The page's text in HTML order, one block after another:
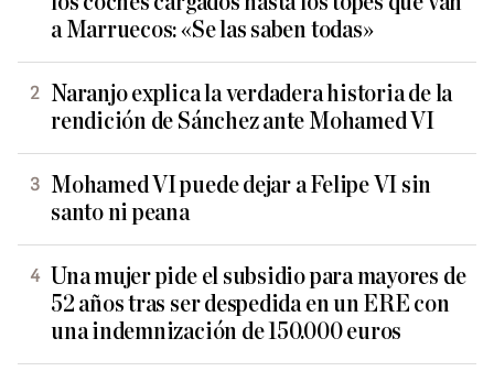
a Marruecos: «Se las saben todas»
Naranjo explica la verdadera historia de la
rendición de Sánchez ante Mohamed VI
Mohamed VI puede dejar a Felipe VI sin
santo ni peana
Una mujer pide el subsidio para mayores de
52 años tras ser despedida en un ERE con
una indemnización de 150.000 euros